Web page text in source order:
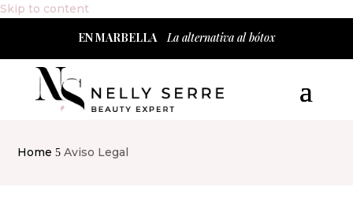
Skip to content
EN MARBELLA La alternativa al bótox
Home 5 Aviso Legal